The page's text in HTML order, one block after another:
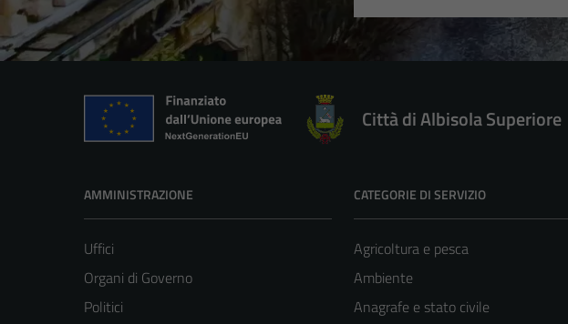
Città di Albisola Superiore
AMMINISTRAZIONE
Uffici
Organi di Governo
Politici
CATEGORIE DI SERVIZIO
Agricoltura e pesca
Ambiente
Anagrafe e stato civile